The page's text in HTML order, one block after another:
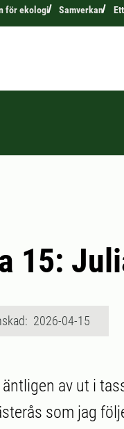
för ekologi Samverkan
15:
2026-04-15
av ut i
som jag